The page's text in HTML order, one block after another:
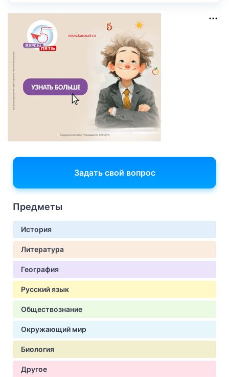
Задать свой вопрос
Предметы
История
Литература
География
Русский язык
Обществознание
Окружающий мир
Биология
Другое